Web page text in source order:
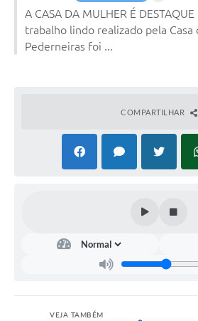
A CASA DA MULHER É
trabalho lindo realizado pela Casa
Pederneiras foi ...
COMPARTILHAR
VEJA TAMBÉM